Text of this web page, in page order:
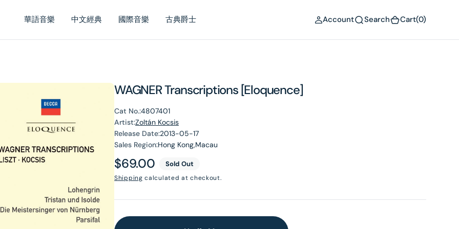
華語音樂 中文經典 國際音樂 古典爵士 Account Search Cart(0)
WAGNER Transcriptions [Eloquence]
Cat No.:4807401
Artist:Zoltán Kocsis
Release Date:2013-05-17
Sales Region:Hong Kong,Macau
Regular
price
$69.00 Sold Out
Shipping calculated at checkout.